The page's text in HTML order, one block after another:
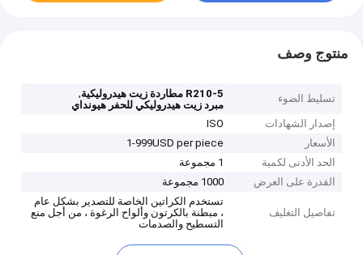
منتوج وصف
تسليط الضوء R210-5 مطاردة زيت هيدروليكية
,
مبرد زيت هيدروليكي للحفر هيونداي
إصدار الشهادات
ISO
الأسعار
1-999USD per piece
الحد الأدنى لكمية
1 مجموعة
القدرة على العرض
1000 مجموعة
تفاصيل التغليف
تستخدم الكراتين الخاصة للتصدير بشكل عام
، مبطنة بالكرتون وألواح الرغوة ، من أجل منع
التسطيح والصدمات